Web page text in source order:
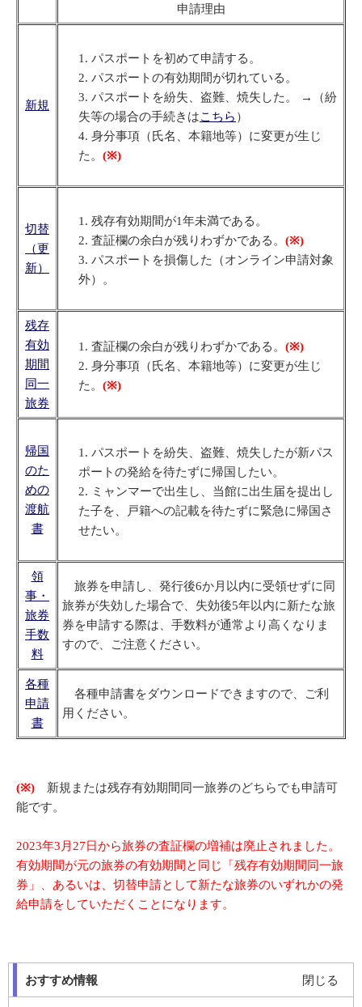
申請理由
新規
パスポートを初めて申請する。
パスポートの有効期間が切れている。
パスポートを紛失、盗難、焼失した。 →（紛
失等の場合の手続きはこちら ）
身分事項（氏名、本籍地等）に変更が生じ
た。 (※)
切替
（更
新）
残存有効期間が1年未満である。
査証欄の余白が残りわずかである。 (※)
パスポートを損傷した（オンライン申請対象
外）。
残存
有効
期間
同一
旅券
査証欄の余白が残りわずかである。 (※)
身分事項（氏名、本籍地等）に変更が生じ
た。 (※)
帰国
のた
めの
渡航
書
パスポートを紛失、盗難、焼失したが新パス
ポートの発給を待たずに帰国したい。
ミャンマーで出生し、当館に出生届を提出し
た子を、戸籍への記載を待たずに緊急に帰国さ
せたい。
領
事・
旅券
手数
料
旅券を申請し、発行後6か月以内に受領せずに同
旅券が失効した場合で、失効後5年以内に新たな旅
券を申請する際は、手数料が通常より高くなりま
すので、ご注意ください。
各種
申請
書
各種申請書をダウンロードできますので、ご利
用ください。
(※) 新規または残存有効期間同一旅券のどちらでも申請可
能です。
2023年3月27日から旅券の査証欄の増補は廃止されました。
有効期間が元の旅券の有効期間と同じ「残存有効期間同一旅
券」、あるいは、切替申請として新たな旅券のいずれかの発
給申請をしていただくことになります。
おすすめ情報 閉じる